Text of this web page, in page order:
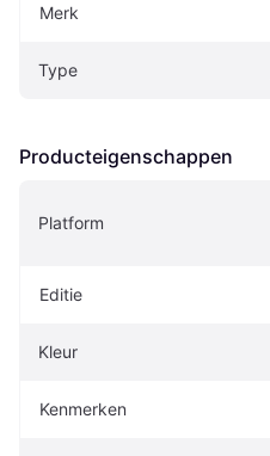
Merk
Type
Producteigenschappen
Platform
Editie
Kleur
Kenmerken